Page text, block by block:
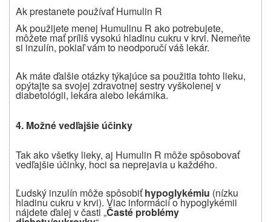
Ak prestanete používať Humulin R
Ak použijete menej Humulinu R ako potrebujete,
môžete mať príliš vysokú hladinu cukru v krvi. Nemeňte
si inzulín, pokiaľ vám to neodporučí váš lekár.
Ak máte ďalšie otázky týkajúce sa použitia tohto lieku,
opýtajte sa svojej zdravotnej sestry vyškolenej v
diabetológii, lekára alebo lekárnika.
4. Možné vedľajšie účinky
Tak ako všetky lieky, aj Humulin R môže spôsobovať
vedľajšie účinky, hoci sa neprejavia u každého.
Ľudský inzulín môže spôsobiťhypoglykémiu (nízku
hladinu cukru v krvi). Viac informácií o hypoglykémii
nájdete ďalej v časti „Časté problémy